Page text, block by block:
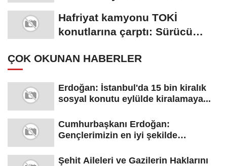
Hafriyat kamyonu TOKİ
konutlarına çarptı: Sürücü
ÇOK OKUNAN HABERLER
Erdoğan: İstanbul'da 15 bin kiralık
sosyal konutu eylülde kiralamaya...
Cumhurbaşkanı Erdoğan:
Gençlerimizin en iyi şekilde
Şehit Aileleri ve Gazilerin Haklarını